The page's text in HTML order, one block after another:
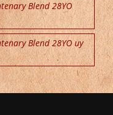
Blend 28YO
Blend 28YO uy